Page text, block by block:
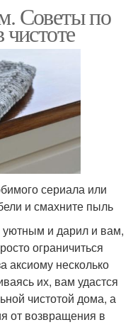
Советы по
сериала или
и смахните пыль
и дарил и вам,
ограничиться
аксиому несколько
их, вам удастся
чистотой дома, а
от возвращения в